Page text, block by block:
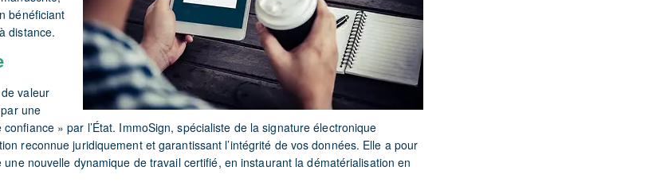
bénéficiant
distance.
valeur
une
» par l’État. ImmoSign, spécialiste de la signature électronique
reconnue juridiquement et garantissant l’intégrité de vos données. Elle a pour
une nouvelle dynamique de travail certifié, en instaurant la dématérialisation en